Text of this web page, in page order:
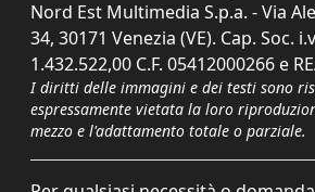
Nord Est Multimedia S.p.a. - Via
34, 30171 Venezia (VE). Cap. Soc.
1.432.522,00 C.F. 05412000266 e
I diritti delle immagini e dei testi sono
espressamente vietata la loro
mezzo e l'adattamento totale o parziale.